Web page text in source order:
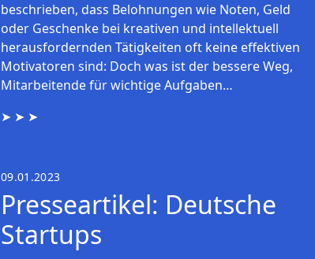
beschrieben, dass Belohnungen wie Noten, Geld
oder Geschenke bei kreativen und intellektuell
herausfordernden Tätigkeiten oft keine effektiven
Motivatoren sind: Doch was ist der bessere Weg,
Mitarbeitende für wichtige Aufgaben…
09.01.2023
Presseartikel: Deutsche
Startups